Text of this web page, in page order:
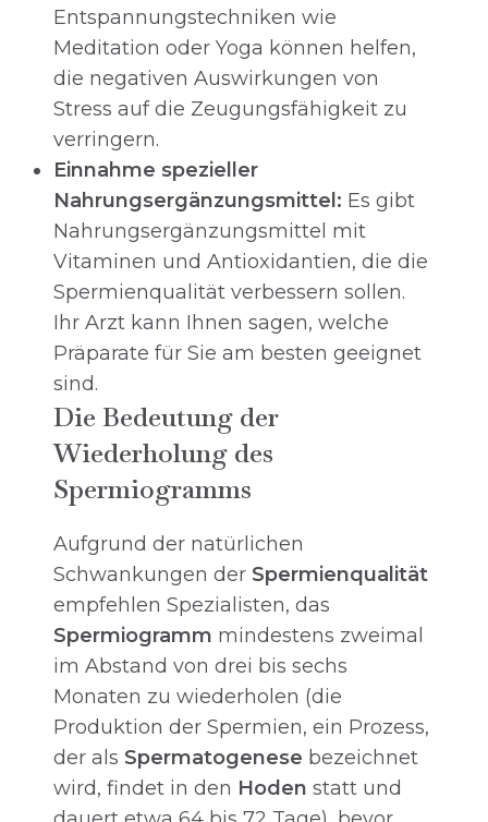
Entspannungstechniken wie
Meditation oder Yoga können helfen,
die negativen Auswirkungen von
Stress auf die Zeugungsfähigkeit zu
verringern.
Einnahme spezieller
Nahrungsergänzungsmittel: Es gibt
Nahrungsergänzungsmittel mit
Vitaminen und Antioxidantien, die die
Spermienqualität verbessern sollen.
Ihr Arzt kann Ihnen sagen, welche
Präparate für Sie am besten geeignet
sind.
Die Bedeutung der
Wiederholung des
Spermiogramms
Aufgrund der natürlichen
Schwankungen der Spermienqualität
empfehlen Spezialisten, das
Spermiogramm mindestens zweimal
im Abstand von drei bis sechs
Monaten zu wiederholen (die
Produktion der Spermien, ein Prozess,
der als Spermatogenese bezeichnet
wird, findet in den Hoden statt und